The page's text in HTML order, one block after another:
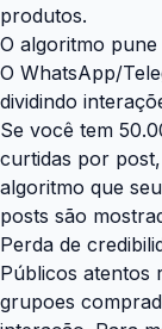
produtos.
O algoritmo
O WhatsApp/
dividindo
Se você tem
curtidas por
algoritmo que
posts são
Perda de
Públicos atentos
grupoes